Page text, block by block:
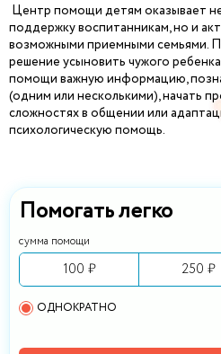
Помогать легко
сумма помощи
100 ₽ 250 ₽
ОДНОКРАТНО
Центр помощи детям оказывает
поддержку воспитанникам, но и
возможными приемными семьями.
решение усыновить чужого
помощи важную информацию,
(одним или несколькими), начать
сложностях в общении или
психологическую помощь.